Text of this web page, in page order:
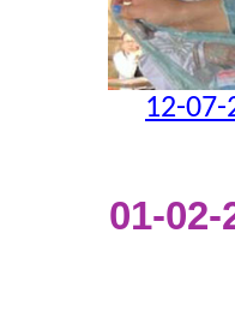
12-
01-